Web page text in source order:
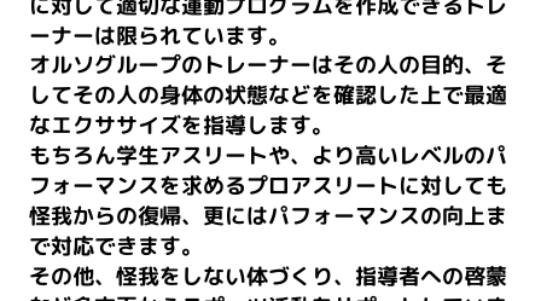
ーナーは限られています。
オルソグループのトレーナーはその人の目的、そ
してその人の身体の状態などを確認した上で最適
なエクササイズを指導します。
もちろん学生アスリートや、より高いレベルのパ
フォーマンスを求めるプロアスリートに対しても
怪我からの復帰、更にはパフォーマンスの向上ま
で対応できます。
その他、怪我をしない体づくり、指導者への啓蒙